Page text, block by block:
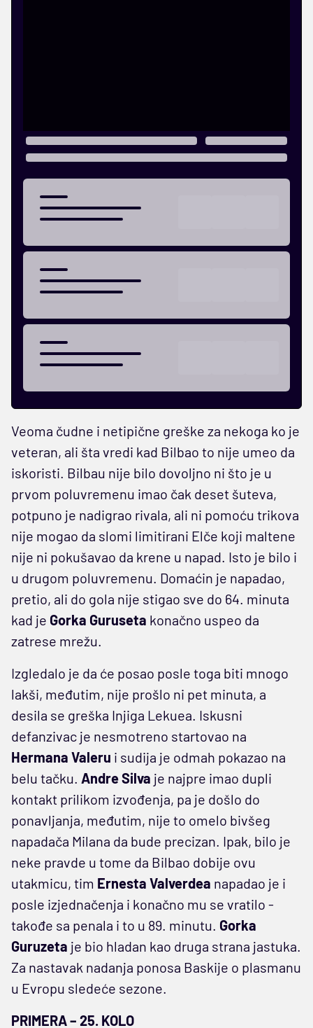
Veoma čudne i netipične greške za nekoga ko je
veteran, ali šta vredi kad Bilbao to nije umeo da
iskoristi. Bilbau nije bilo dovoljno ni što je u
prvom poluvremenu imao čak deset šuteva,
potpuno je nadigrao rivala, ali ni pomoću trikova
nije mogao da slomi limitirani Elče koji maltene
nije ni pokušavao da krene u napad. Isto je bilo i
u drugom poluvremenu. Domaćin je napadao,
pretio, ali do gola nije stigao sve do 64. minuta
kad je Gorka Guruseta konačno uspeo da
zatrese mrežu.
Izgledalo je da će posao posle toga biti mnogo
lakši, međutim, nije prošlo ni pet minuta, a
desila se greška Injiga Lekuea. Iskusni
defanzivac je nesmotreno startovao na
Hermana Valeru i sudija je odmah pokazao na
belu tačku. Andre Silva je najpre imao dupli
kontakt prilikom izvođenja, pa je došlo do
ponavljanja, međutim, nije to omelo bivšeg
napadača Milana da bude precizan. Ipak, bilo je
neke pravde u tome da Bilbao dobije ovu
utakmicu, tim Ernesta Valverdea napadao je i
posle izjednačenja i konačno mu se vratilo -
takođe sa penala i to u 89. minutu. Gorka
Guruzeta je bio hladan kao druga strana jastuka.
Za nastavak nadanja ponosa Baskije o plasmanu
u Evropu sledeće sezone.
PRIMERA – 25. KOLO